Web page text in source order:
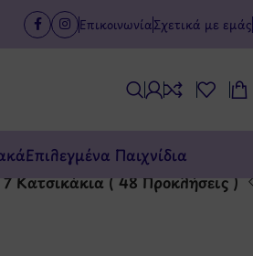
Επικοινωνία Σχετικά με εμάς
Επιλεγμένα Παιχνίδια
Κατσικάκια ( 48 Προκλήσεις )